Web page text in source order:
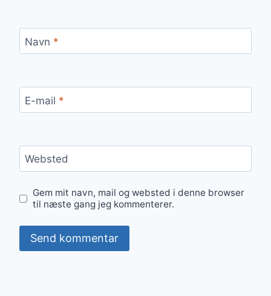
Navn *
E-mail *
Websted
Gem mit navn, mail og websted i denne browser
til næste gang jeg kommenterer.